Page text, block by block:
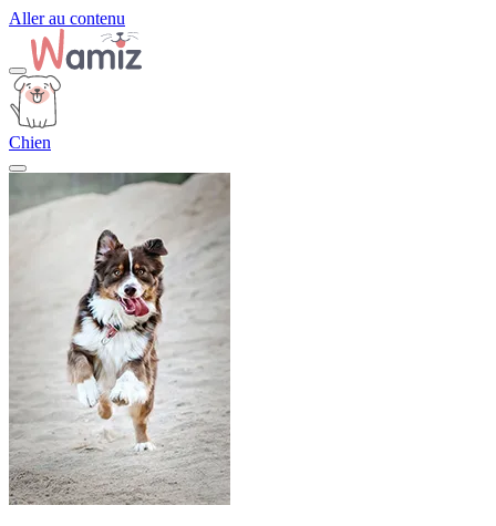
Aller au contenu
Chien